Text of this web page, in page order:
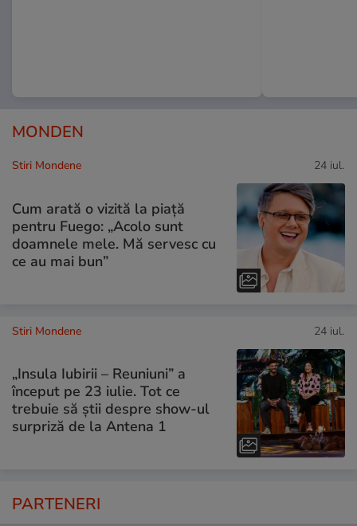
MONDEN
Stiri Mondene 24 iul.
Cum arată o vizită la piață
pentru Fuego: „Acolo sunt
doamnele mele. Mă servesc cu
ce au mai bun”
Stiri Mondene 24 iul.
„Insula Iubirii – Reuniuni” a
început pe 23 iulie. Tot ce
trebuie să știi despre show-ul
surpriză de la Antena 1
PARTENERI